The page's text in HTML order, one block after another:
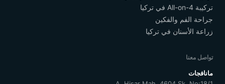
تركيبة All-on-4 في تركيا
جراحة الفم والفكين
زراعة الأسنان في تركيا
تواصل معنا
مانافجات